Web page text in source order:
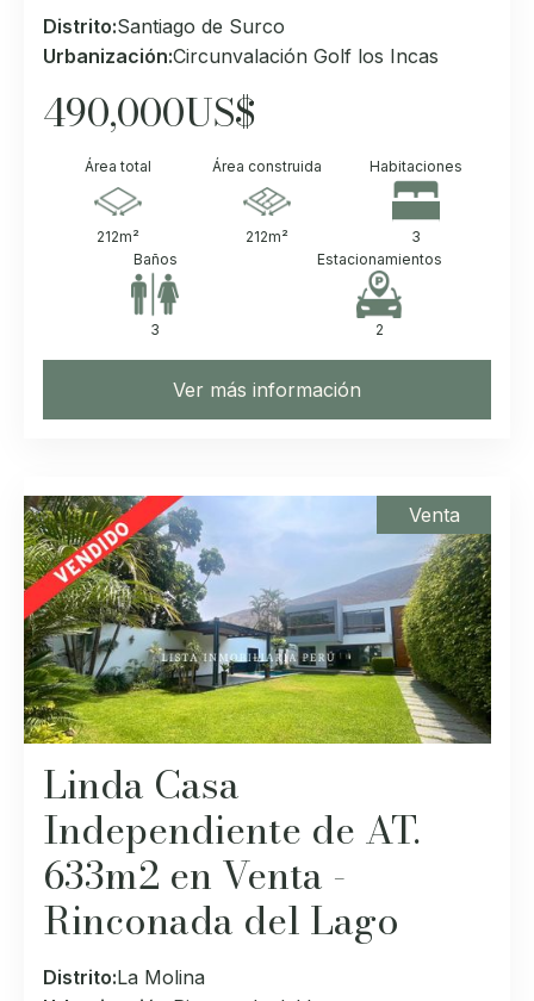
Distrito:Santiago de Surco
Urbanización:Circunvalación Golf los Incas
490,000US$
Área total
212m²
Área construida
212m²
Habitaciones
3
Baños
3
Estacionamientos
2
Ver más información
Venta
Linda Casa
Independiente de AT.
633m2 en Venta -
Rinconada del Lago
Distrito:La Molina